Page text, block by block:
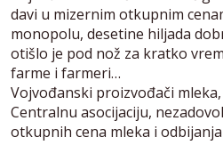
davi u mizernim otkupnim
monopolu, desetine hiljada
otišlo je pod nož za kratko
farme i farmeri…
Vojvođanski proizvođači
Centralnu asocijaciju,
otkupnih cena mleka i